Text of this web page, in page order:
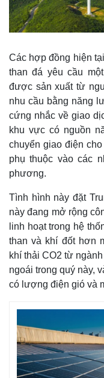
Cuộc sống đó đây
Hồ sơ
Các hợp đồng hiện
than đá yêu cầu
được sản xuất từ
nhu cầu bằng năng
cứng nhắc về giao
khu vực có nguồn
chuyển giao điện
phụ thuộc vào các
phương.
Tình hình này đặt
này đang mở rộng
linh hoạt trong hệ
than và khí đốt hơn
khí thải CO2 từ
ngoái trong quý này,
có lượng điện gió và